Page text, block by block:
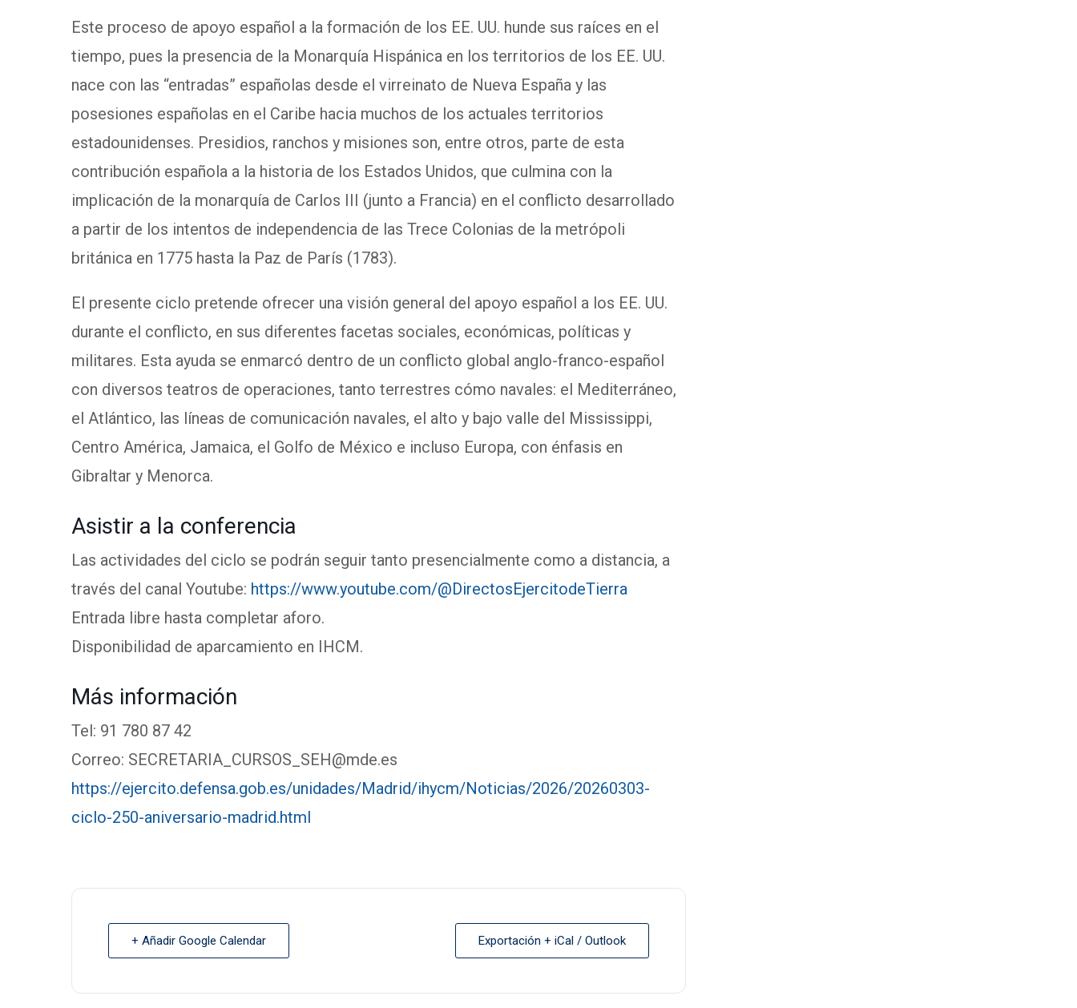
Este proceso de apoyo español a la formación de los EE. UU. hunde sus raíces en el
tiempo, pues la presencia de la Monarquía Hispánica en los territorios de los EE. UU.
nace con las “entradas” españolas desde el virreinato de Nueva España y las
posesiones españolas en el Caribe hacia muchos de los actuales territorios
estadounidenses. Presidios, ranchos y misiones son, entre otros, parte de esta
contribución española a la historia de los Estados Unidos, que culmina con la
implicación de la monarquía de Carlos III (junto a Francia) en el conflicto desarrollado
a partir de los intentos de independencia de las Trece Colonias de la metrópoli
británica en 1775 hasta la Paz de París (1783).
El presente ciclo pretende ofrecer una visión general del apoyo español a los EE. UU.
durante el conflicto, en sus diferentes facetas sociales, económicas, políticas y
militares. Esta ayuda se enmarcó dentro de un conflicto global anglo-franco-español
con diversos teatros de operaciones, tanto terrestres cómo navales: el Mediterráneo,
el Atlántico, las líneas de comunicación navales, el alto y bajo valle del Mississippi,
Centro América, Jamaica, el Golfo de México e incluso Europa, con énfasis en
Gibraltar y Menorca.
Asistir a la conferencia
Las actividades del ciclo se podrán seguir tanto presencialmente como a distancia, a
través del canal Youtube: https://www.youtube.com/@DirectosEjercitodeTierra
Entrada libre hasta completar aforo.
Disponibilidad de aparcamiento en IHCM.
Más información
Tel: 91 780 87 42
Correo: SECRETARIA_CURSOS_SEH@mde.es
https://ejercito.defensa.gob.es/unidades/Madrid/ihycm/Noticias/2026/20260303-
ciclo-250-aniversario-madrid.html
+ Añadir Google Calendar Exportación + iCal / Outlook